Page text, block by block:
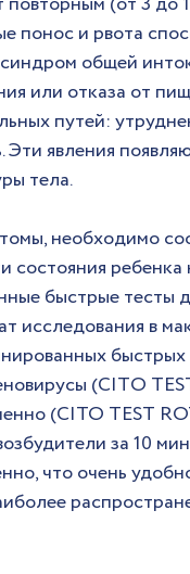
понос и рвота
общей
или отказа от
путей:
явления
тела.
необходимо
состояния ребенка
быстрые тесты
исследования в
быстрых
(CITО
(CITO TEST
за 10
что очень